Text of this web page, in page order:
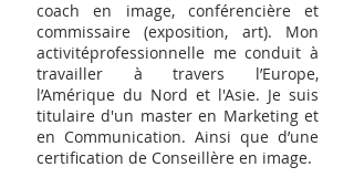
coach en image, conférencière et
commissaire (exposition, art). Mon
activitéprofessionnelle me conduit à
travailler à travers l’Europe,
l’Amérique du Nord et l'Asie. Je suis
titulaire d'un master en Marketing et
en Communication. Ainsi que d’une
certification de Conseillère en image.